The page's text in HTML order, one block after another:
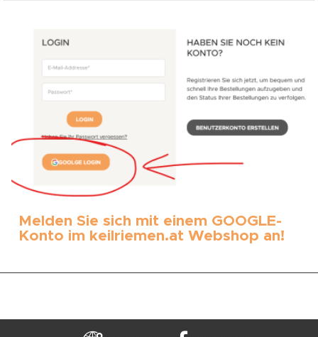
Melden Sie sich mit einem GOOGLE-
Konto im keilriemen.at Webshop an!